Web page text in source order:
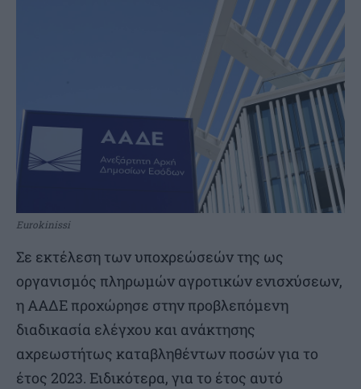
Eurokinissi
Σε εκτέλεση των υποχρεώσεών της ως
οργανισμός πληρωμών αγροτικών ενισχύσεων,
η ΑΑΔΕ προχώρησε στην προβλεπόμενη
διαδικασία ελέγχου και ανάκτησης
αχρεωστήτως καταβληθέντων ποσών για το
έτος 2023. Ειδικότερα, για το έτος αυτό